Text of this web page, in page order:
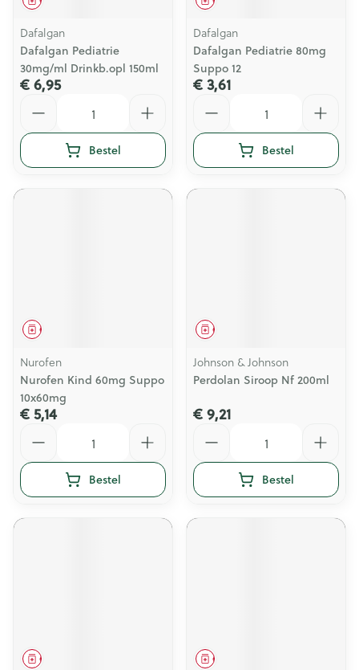
Dafalgan
Dafalgan Pediatrie
30mg/ml Drinkb.opl 150ml
€ 6,95
Bestel
Dafalgan
Dafalgan Pediatrie 80mg
Suppo 12
€ 3,61
Bestel
Geneesmiddel
Nurofen
Nurofen Kind 60mg Suppo
10x60mg
€ 5,14
Bestel
Geneesmiddel
Johnson & Johnson
Perdolan Siroop Nf 200ml
€ 9,21
Bestel
Geneesmiddel Geneesmiddel